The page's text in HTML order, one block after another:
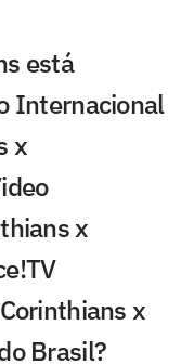
está
Internacional
x
x
x
Brasil?